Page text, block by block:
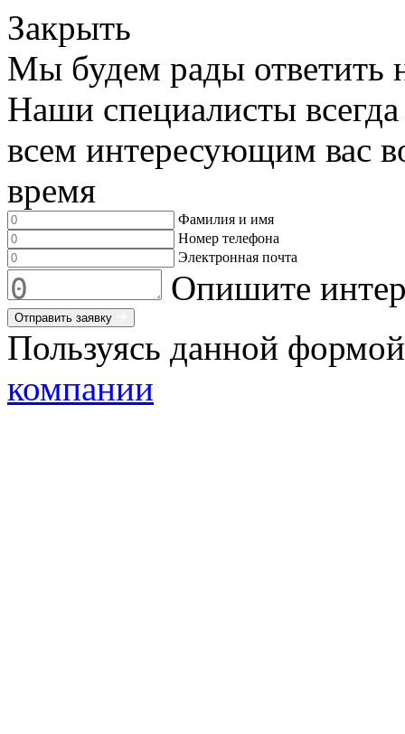
Закрыть
Мы будем рады ответить
Наши специалисты
всем интересующим вас
время
Фамилия и имя
Номер телефона
Электронная почта
Опишите
Отправить заявку
Пользуясь данной
компании